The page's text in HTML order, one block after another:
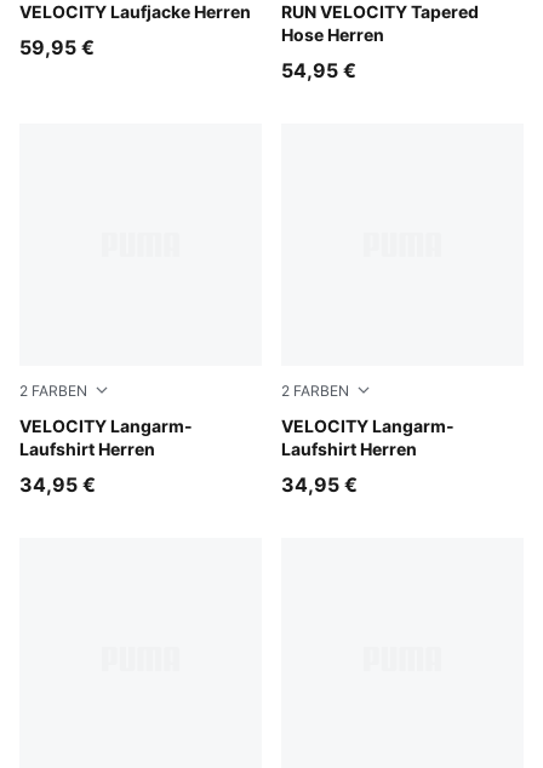
VELOCITY Laufjacke Herren
Puma Black
59,95 €
RUN VELOCITY Tapered
Hose Herren
Puma Black
54,95 €
2 FARBEN
VELOCITY Langarm-
Laufshirt Herren
Inky Depths
34,95 €
2 FARBEN
VELOCITY Langarm-
Laufshirt Herren
Puma Black
34,95 €